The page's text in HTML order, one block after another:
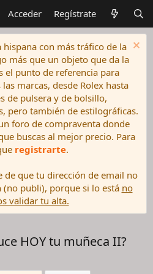
Acceder Regístrate
con más tráfico de la
más que un objeto que da la
el punto de referencia para
marcas, desde Rolex hasta
de pulsera y de bolsillo,
pero también de estilográficas.
foro de compraventa donde
buscas al mejor precio. Para
registrarte.
de que tu dirección de email no
(no publi), porque si lo está no
validar tu alta.
HOY tu muñeca II?